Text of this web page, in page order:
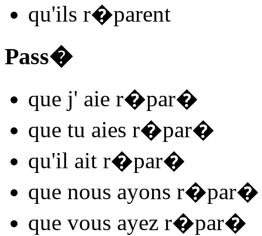
qu'ils r�parent
Pass�
que j' aie r�par�
que tu aies r�par�
qu'il ait r�par�
que nous ayons r�par�
que vous ayez r�par�